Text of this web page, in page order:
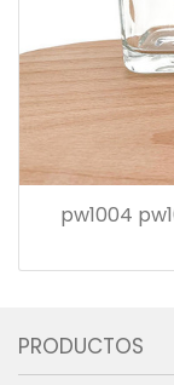
pw1004
PRODUCTOS